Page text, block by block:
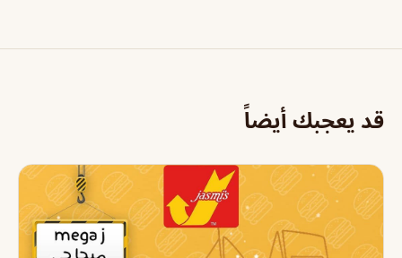
قد يعجبك أيضاً